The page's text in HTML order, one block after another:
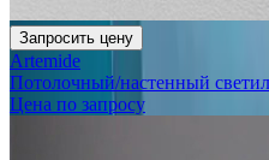
Запросить цену
Artemide
Потолочный/настенный
Цена по запросу